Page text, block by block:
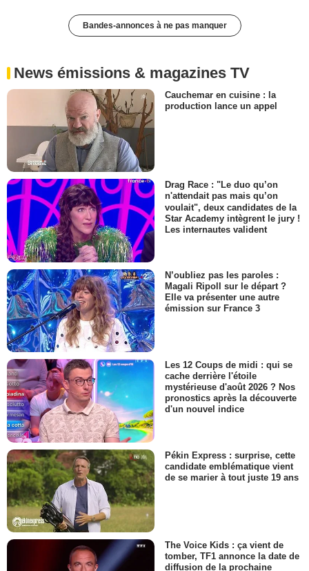
Bandes-annonces à ne pas manquer
News émissions & magazines TV
Cauchemar en cuisine : la
production lance un appel
Drag Race : "Le duo qu’on
n'attendait pas mais qu’on
voulait", deux candidates de la
Star Academy intègrent le jury !
Les internautes valident
N’oubliez pas les paroles :
Magali Ripoll sur le départ ?
Elle va présenter une autre
émission sur France 3
Les 12 Coups de midi : qui se
cache derrière l'étoile
mystérieuse d'août 2026 ? Nos
pronostics après la découverte
d'un nouvel indice
Pékin Express : surprise, cette
candidate emblématique vient
de se marier à tout juste 19 ans
The Voice Kids : ça vient de
tomber, TF1 annonce la date de
diffusion de la prochaine